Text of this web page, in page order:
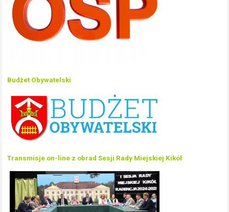
Budżet Obywatelski
Transmisje on-line z obrad Sesji Rady Miejskiej Kikół